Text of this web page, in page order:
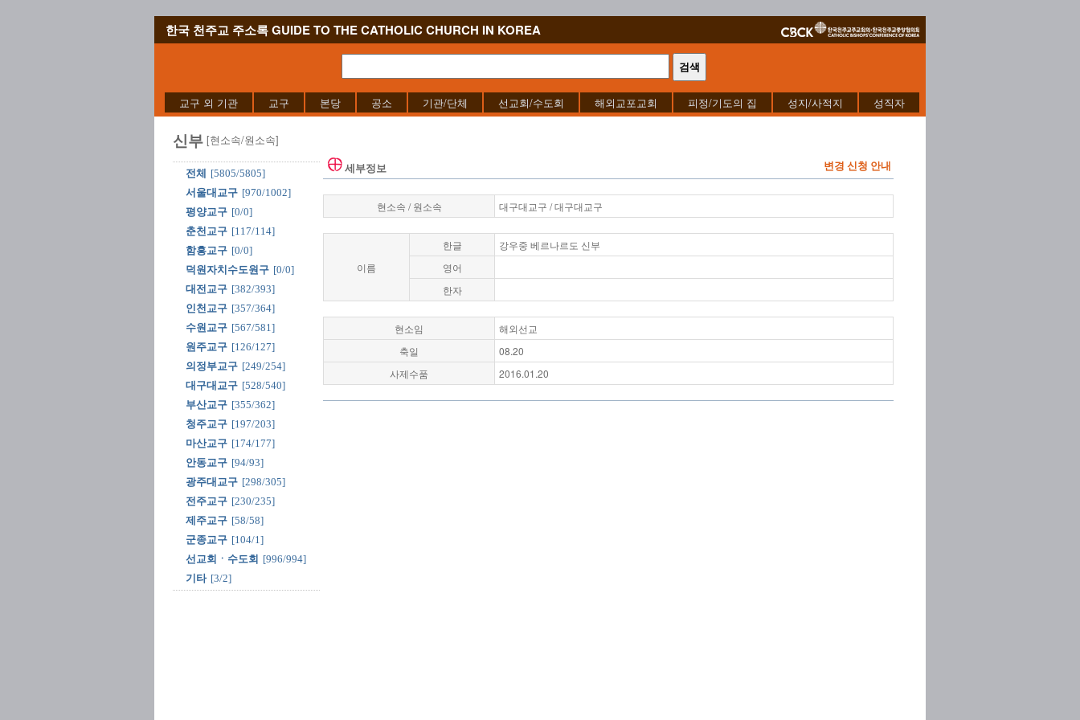
한국 천주교 주소록 GUIDE TO THE CATHOLIC CHURCH IN KOREA
교구 외 기관 교구 본당 공소 기관/단체 선교회/수도회 해외교포교회 피정/기도의 집 성지/사적지 성직자
신부 [현소속/원소속]
전체
[5805/5805]
서울대교구 [970/1002]
평양교구 [0/0]
춘천교구 [117/114]
함흥교구 [0/0]
덕원자치수도원구 [0/0]
대전교구 [382/393]
인천교구 [357/364]
수원교구 [567/581]
원주교구 [126/127]
의정부교구 [249/254]
대구대교구 [528/540]
부산교구 [355/362]
청주교구 [197/203]
마산교구 [174/177]
안동교구 [94/93]
광주대교구 [298/305]
전주교구 [230/235]
제주교구 [58/58]
군종교구 [104/1]
선교회ㆍ수도회 [996/994]
기타 [3/2]
세부정보 변경 신청 안내
현소속 / 원소속 대구대교구 / 대구대교구
이름
한글
강우중 베르나르도 신부
영어
한자
현소임
해외선교
축일
08.20
사제수품
2016.01.20